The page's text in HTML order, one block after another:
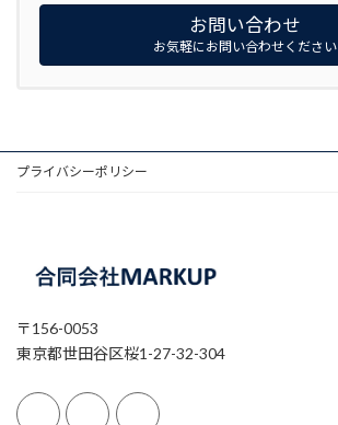
お問い合わせ
お気軽にお問い合わせください
プライバシーポリシー
〒156-0053
東京都世田谷区桜1-27-32-304